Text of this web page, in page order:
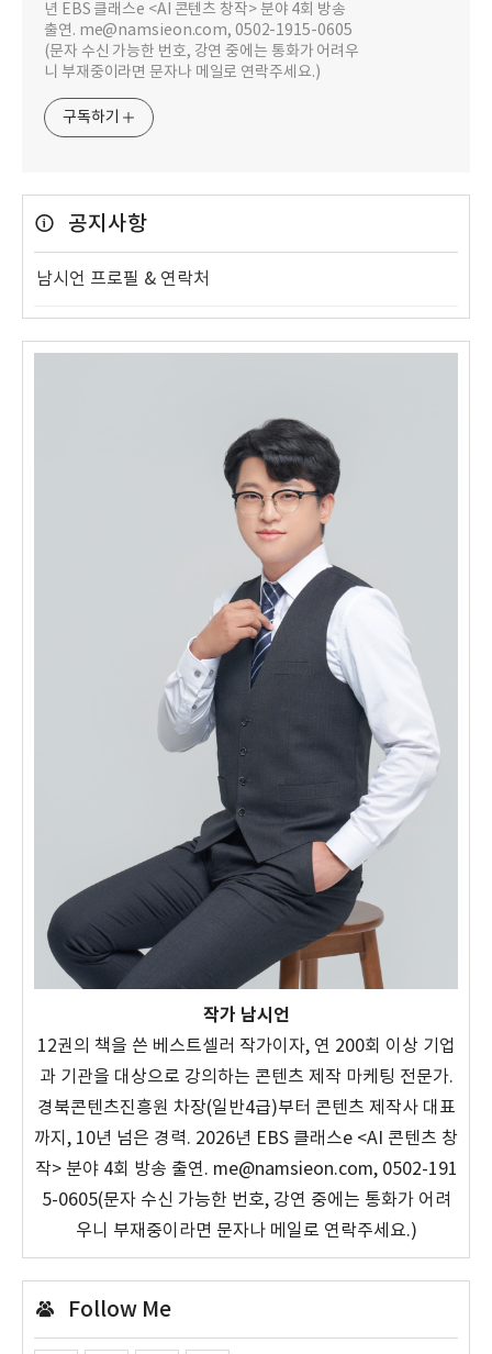
년 EBS 클래스e <AI 콘텐츠 창작> 분야 4회 방송
출연. me@namsieon.com, 0502-1915-0605
(문자 수신 가능한 번호, 강연 중에는 통화가 어려우
니 부재중이라면 문자나 메일로 연락주세요.)
구독하기
공지사항
남시언 프로필 & 연락처
작가 남시언
12권의 책을 쓴 베스트셀러 작가이자, 연 200회 이상 기업
과 기관을 대상으로 강의하는 콘텐츠 제작 마케팅 전문가.
경북콘텐츠진흥원 차장(일반4급)부터 콘텐츠 제작사 대표
까지, 10년 넘은 경력. 2026년 EBS 클래스e <AI 콘텐츠 창
작> 분야 4회 방송 출연. me@namsieon.com, 0502-191
5-0605(문자 수신 가능한 번호, 강연 중에는 통화가 어려
우니 부재중이라면 문자나 메일로 연락주세요.)
Follow Me